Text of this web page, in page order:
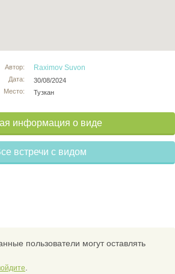
Автор:
Дата:
Место:
Raximov Suvon
30/08/2024
Тузкан
информация о виде
встречи с видом
пользователи могут оставлять